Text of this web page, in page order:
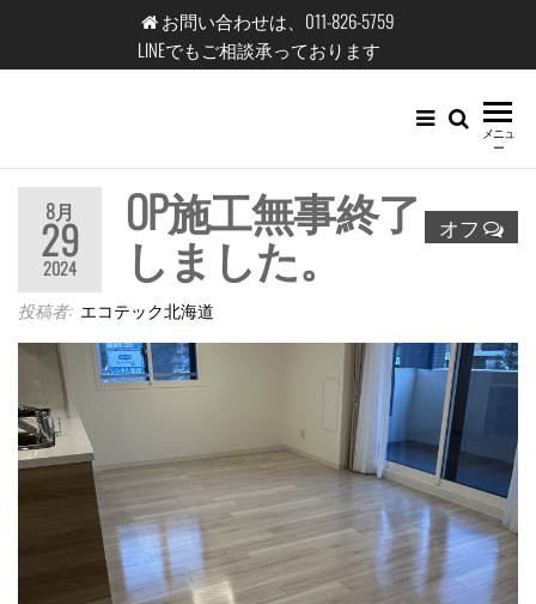
テ
へ
お問い合わせは、011-826-5759
LINEでもご相談承っております
コ
テ
ッ
ク
北
海
道
メニュ
ー
8月
29
2024
オフ
OP施工無事終了
しました。
投稿者: エコテック北海道